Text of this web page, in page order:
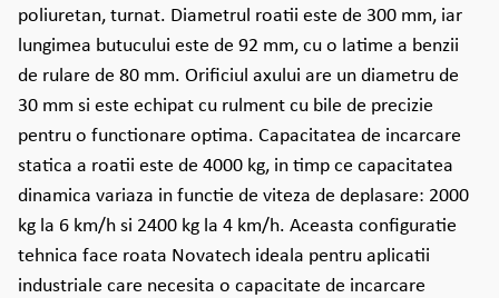
poliuretan, turnat. Diametrul roatii este de 300 mm, iar
lungimea butucului este de 92 mm, cu o latime a benzii
de rulare de 80 mm. Orificiul axului are un diametru de
30 mm si este echipat cu rulment cu bile de precizie
pentru o functionare optima. Capacitatea de incarcare
statica a roatii este de 4000 kg, in timp ce capacitatea
dinamica variaza in functie de viteza de deplasare: 2000
kg la 6 km/h si 2400 kg la 4 km/h. Aceasta configuratie
tehnica face roata Novatech ideala pentru aplicatii
industriale care necesita o capacitate de incarcare